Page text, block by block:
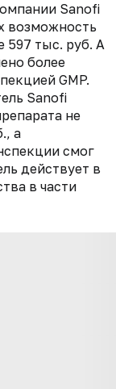
Sanofi
возможность
597 тыс. руб. А
более
GMP.
Sanofi
не
а
смог
действует в
в части